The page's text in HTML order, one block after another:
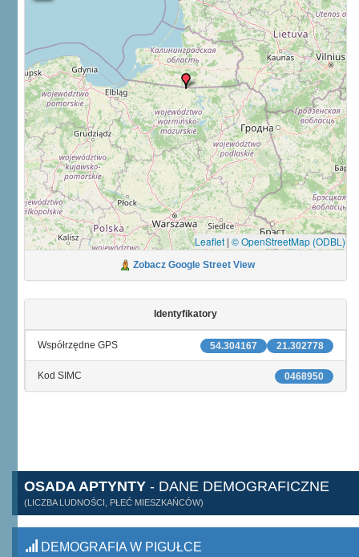
Leaflet | © OpenStreetMap (ODBL)
Zobacz Google Street View
Identyfikatory
21.302778
54.304167
Współrzędne GPS
0468950
Kod SIMC
OSADA APTYNTY - DANE DEMOGRAFICZNE
(LICZBA LUDNOŚCI, PŁEĆ MIESZKAŃCÓW)
DEMOGRAFIA W PIGUŁCE